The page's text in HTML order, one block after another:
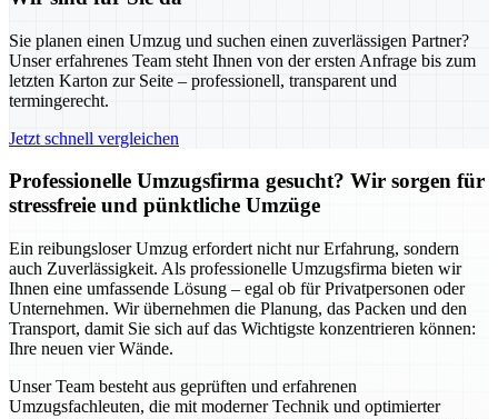
Sie planen einen Umzug und suchen einen zuverlässigen Partner?
Unser erfahrenes Team steht Ihnen von der ersten Anfrage bis zum
letzten Karton zur Seite – professionell, transparent und
termingerecht.
Jetzt schnell vergleichen
Professionelle Umzugsfirma gesucht? Wir sorgen für
stressfreie und pünktliche Umzüge
Ein reibungsloser Umzug erfordert nicht nur Erfahrung, sondern
auch Zuverlässigkeit. Als professionelle Umzugsfirma bieten wir
Ihnen eine umfassende Lösung – egal ob für Privatpersonen oder
Unternehmen. Wir übernehmen die Planung, das Packen und den
Transport, damit Sie sich auf das Wichtigste konzentrieren können:
Ihre neuen vier Wände.
Unser Team besteht aus geprüften und erfahrenen
Umzugsfachleuten, die mit moderner Technik und optimierter